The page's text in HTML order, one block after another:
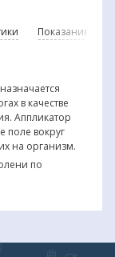
Показания и
в качестве
Аппликатор
поле вокруг
на организм.
по